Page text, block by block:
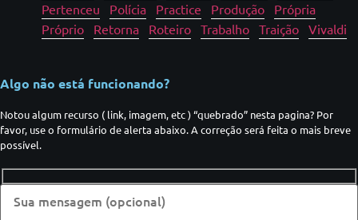
Pertenceu
Polícia Practice Produção
Própria
Próprio
Retorna Roteiro Trabalho Traição Vivaldi
Algo não está funcionando?
Notou algum recurso ( link, imagem, etc ) “quebrado” nesta pagina? Por
favor, use o formulário de alerta abaixo. A correção será feita o mais breve
possível.